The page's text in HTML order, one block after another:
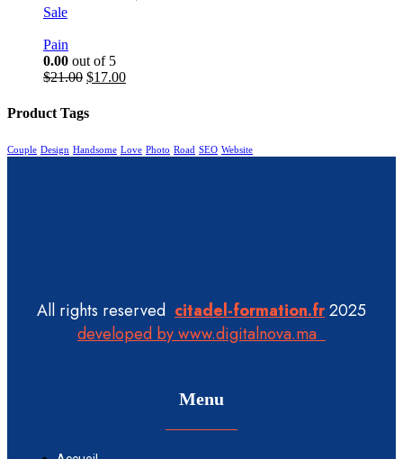
Sale
Pain
0.00 out of 5
$21.00 $17.00
Product Tags
Couple Design Handsome Love Photo Road SEO Website
All rights reserved citadel-formation.fr2025
developed by www.digitalnova.ma
Menu